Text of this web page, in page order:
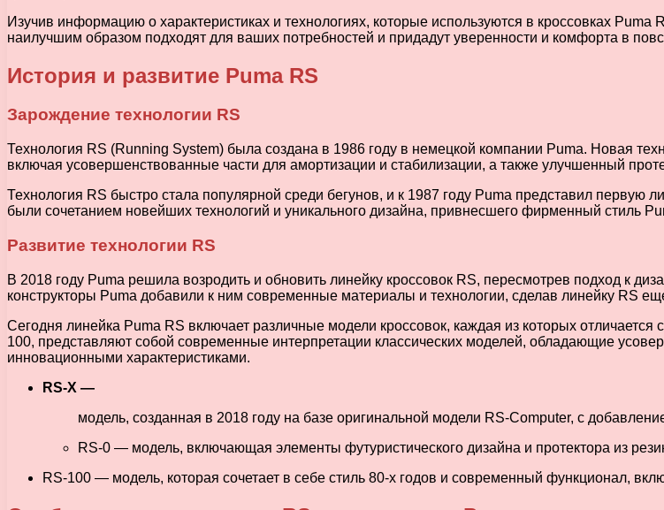
Изучив информацию о характеристиках и технологиях, которые используются в кроссовках
наилучшим образом подходят для ваших потребностей и придадут уверенности и комфорта в
История и развитие Puma RS
Зарождение технологии RS
Технология RS (Running System) была создана в 1986 году в немецкой компании Puma. Новая
включая усовершенствованные части для амортизации и стабилизации, а также улучшенный
Технология RS быстро стала популярной среди бегунов, и к 1987 году Puma представил
были сочетанием новейших технологий и уникального дизайна, привнесшего фирменный стиль
Развитие технологии RS
В 2018 году Puma решила возродить и обновить линейку кроссовок RS, пересмотрев подход к
конструкторы Puma добавили к ним современные материалы и технологии, сделав линейку RS
Сегодня линейка Puma RS включает различные модели кроссовок, каждая из которых
100, представляют собой современные интерпретации классических моделей, обладающие
инновационными характеристиками.
RS-X —
модель, созданная в 2018 году на базе оригинальной модели RS-Computer, с
RS-0 — модель, включающая элементы футуристического дизайна и протектора из
RS-100 — модель, которая сочетает в себе стиль 80-х годов и современный функционал,